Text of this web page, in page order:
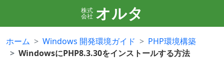
株式
会社 オルタ
ホーム Windows 開発環境ガイド
PHP環境構築
WindowsにPHP8.3.30をインストールする方法